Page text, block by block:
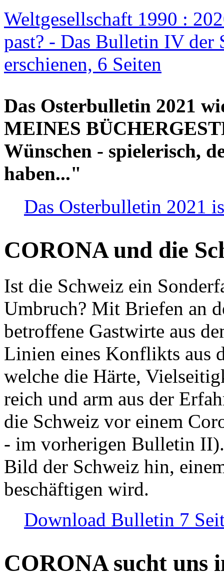
Weltgesellschaft 1990 :
past? - Das Bulletin IV der
erschienen, 6 Seiten
Das Osterbulletin 2021
MEINES
Wünschen - spielerisch,
haben..."
Das Osterbulletin 2021
CORONA und die
Ist die Schweiz ein
Umbruch? Mit Briefen an
betroffene Gastwirte aus
Linien eines Konflikts aus
welche die Härte,
reich und arm aus der
die Schweiz vor einem
- im vorherigen Bulletin
Bild der Schweiz hin,
beschäftigen wird.
Download Bulletin 7
CORONA sucht uns